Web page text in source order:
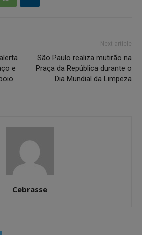
e
Next article
São Paulo realiza mutirão na
Praça da República durante o
Dia Mundial da Limpeza
Cebrasse